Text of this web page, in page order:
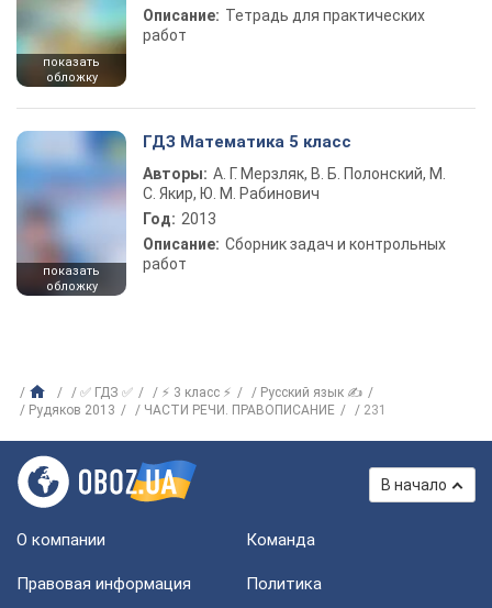
показать
обложку
Описание: Тетрадь для практических
работ
показать
обложку
ГДЗ Математика 5 класс
Авторы: А. Г. Мерзляк, В. Б. Полонский, М.
С. Якир, Ю. М. Рабинович
Год: 2013
Описание: Сборник задач и контрольных
работ
✅ ГДЗ ✅ ⚡ 3 класс ⚡
Русский язык ✍
Рудяков 2013
ЧАСТИ РЕЧИ. ПРАВОПИСАНИЕ 231
В начало
О компании Команда
Правовая информация
Политика